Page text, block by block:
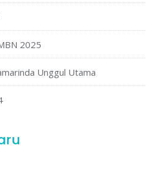
2025
Unggul Utama